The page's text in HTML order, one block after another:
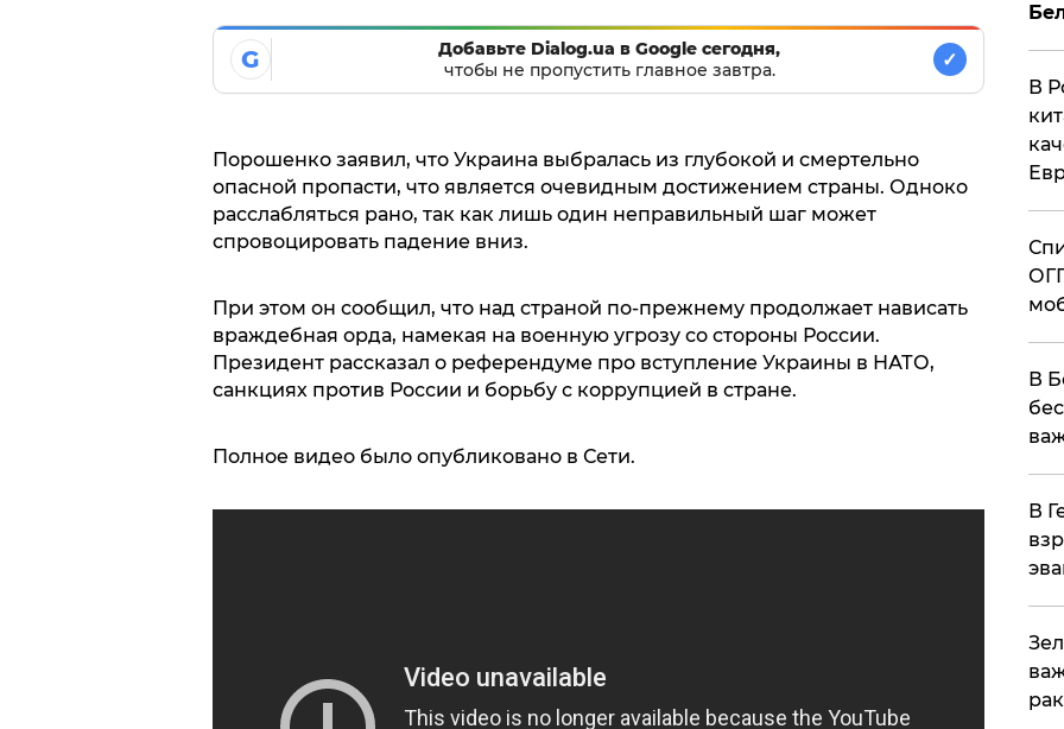
G
Добавьте Dialog.ua в Google сегодня,
чтобы не пропустить главное завтра.
✓
Порошенко заявил, что Украина выбралась из глубокой и смертельно
опасной пропасти, что является очевидным достижением страны. Одноко
расслабляться рано, так как лишь один неправильный шаг может
спровоцировать падение вниз.
При этом он сообщил, что над страной по-прежнему продолжает нависать
враждебная орда, намекая на военную угрозу со стороны России.
Президент рассказал о референдуме про вступление Украины в НАТО,
санкциях против России и борьбу с коррупцией в стране.
Полное видео было опубликовано в Сети.
В
В
В